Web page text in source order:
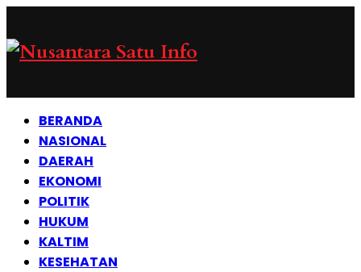
BERANDA
NASIONAL
DAERAH
EKONOMI
POLITIK
HUKUM
KALTIM
KESEHATAN